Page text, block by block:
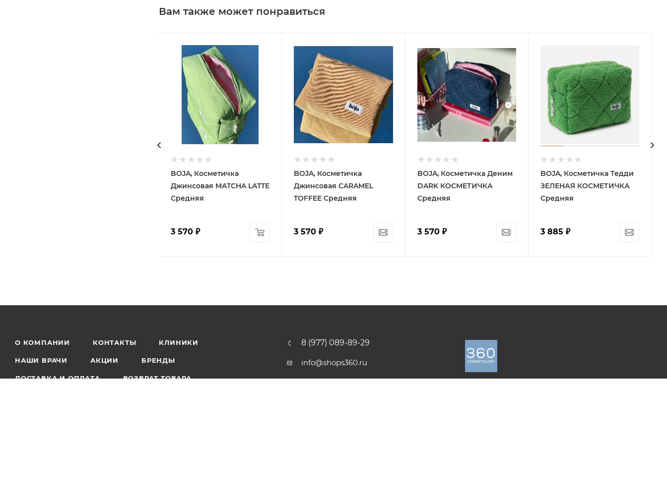
Вам также может понравиться
BOJA, Косметичка
Джинсовая MATCHA LATTE
Средняя
3 570 ₽
BOJA, Косметичка
Джинсовая CARAMEL
TOFFEE Средняя
3 570 ₽
BOJA, Косметичка Деним
DARK КОСМЕТИЧКА
Средняя
3 570₽
BOJA, Косметичка Тедди
ЗЕЛЕНАЯ КОСМЕТИЧКА
Средняя
3 885 ₽
О КОМПАНИИ КОНТАКТЫ КЛИНИКИ
НАШИ ВРАЧИ АКЦИИ БРЕНДЫ
ДОСТАВКА И ОПЛАТА ВОЗВРАТ ТОВАРА
8 (977) 089-89-29
info@shops360.ru